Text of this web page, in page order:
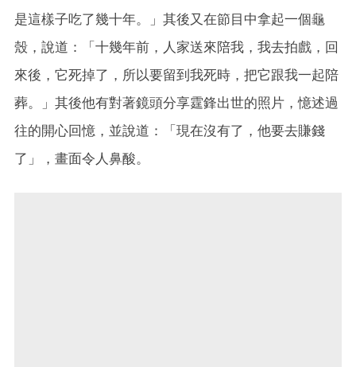
是這樣子吃了幾十年。」其後又在節目中拿起一個龜
殼，說道：「十幾年前，人家送來陪我，我去拍戲，回
來後，它死掉了，所以要留到我死時，把它跟我一起陪
葬。」其後他有對著鏡頭分享霆鋒出世的照片，憶述過
往的開心回憶，並說道：「現在沒有了，他要去賺錢
了」，畫面令人鼻酸。